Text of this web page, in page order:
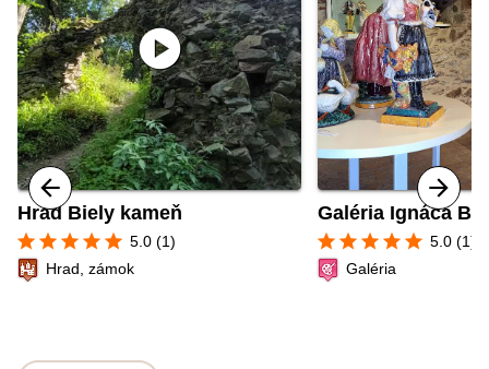
play_circle
Hrad Biely kameň
star star star star star 5.0 (1)
Hrad, zámok
Galéria Ignáca
star star star star star 5.0 (1)
Galéria